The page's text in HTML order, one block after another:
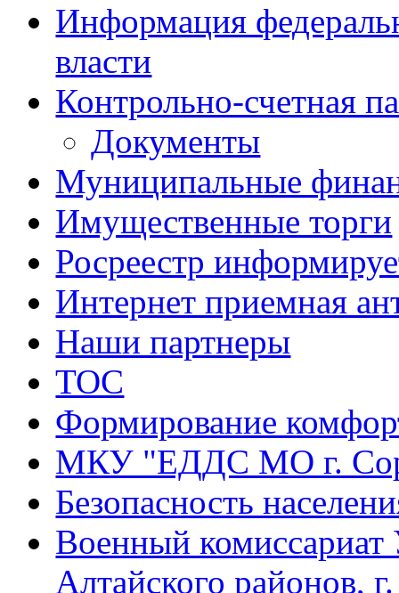
Информация
власти
Контрольно-счетная
Документы
Муниципальные
Имущественные торги
Росреестр
Интернет приемная
Наши партнеры
ТОС
Формирование
МКУ "ЕДДС МО г.
Безопасность
Военный комиссариат
Алтайского районов,